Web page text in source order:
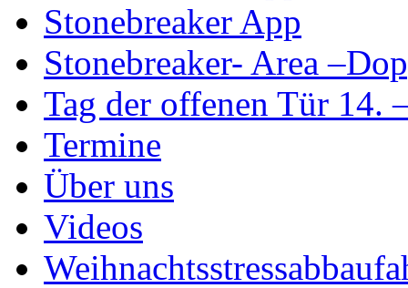
Stonebreaker App
Stonebreaker- Area
Tag der offenen Tür 14.
Termine
Über uns
Videos